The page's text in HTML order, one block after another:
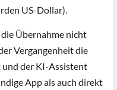
US-Dollar).
Übernahme nicht
Vergangenheit die
der KI-Assistent
App als auch direkt